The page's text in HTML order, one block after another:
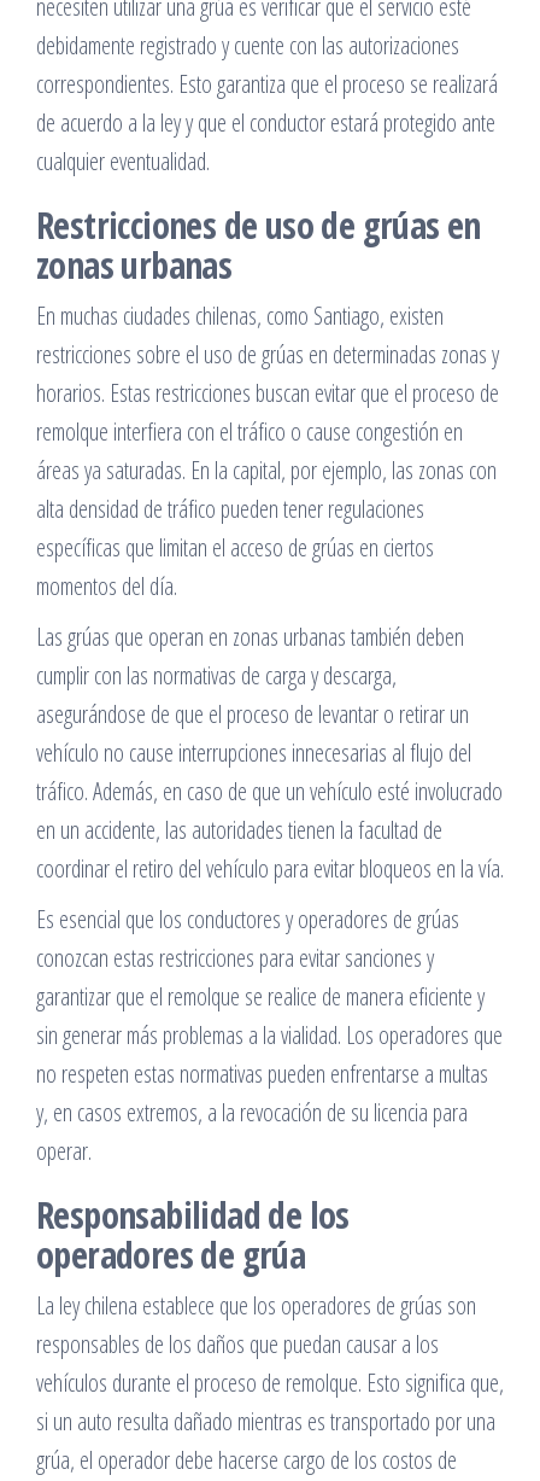
necesiten utilizar una grúa es verificar que el servicio esté
debidamente registrado y cuente con las autorizaciones
correspondientes. Esto garantiza que el proceso se realizará
de acuerdo a la ley y que el conductor estará protegido ante
cualquier eventualidad.
Restricciones de uso de grúas en
zonas urbanas
En muchas ciudades chilenas, como Santiago, existen
restricciones sobre el uso de grúas en determinadas zonas y
horarios. Estas restricciones buscan evitar que el proceso de
remolque interfiera con el tráfico o cause congestión en
áreas ya saturadas. En la capital, por ejemplo, las zonas con
alta densidad de tráfico pueden tener regulaciones
específicas que limitan el acceso de grúas en ciertos
momentos del día.
Las grúas que operan en zonas urbanas también deben
cumplir con las normativas de carga y descarga,
asegurándose de que el proceso de levantar o retirar un
vehículo no cause interrupciones innecesarias al flujo del
tráfico. Además, en caso de que un vehículo esté involucrado
en un accidente, las autoridades tienen la facultad de
coordinar el retiro del vehículo para evitar bloqueos en la vía.
Es esencial que los conductores y operadores de grúas
conozcan estas restricciones para evitar sanciones y
garantizar que el remolque se realice de manera eficiente y
sin generar más problemas a la vialidad. Los operadores que
no respeten estas normativas pueden enfrentarse a multas
y, en casos extremos, a la revocación de su licencia para
operar.
Responsabilidad de los
operadores de grúa
La ley chilena establece que los operadores de grúas son
responsables de los daños que puedan causar a los
vehículos durante el proceso de remolque. Esto significa que,
si un auto resulta dañado mientras es transportado por una
grúa, el operador debe hacerse cargo de los costos de